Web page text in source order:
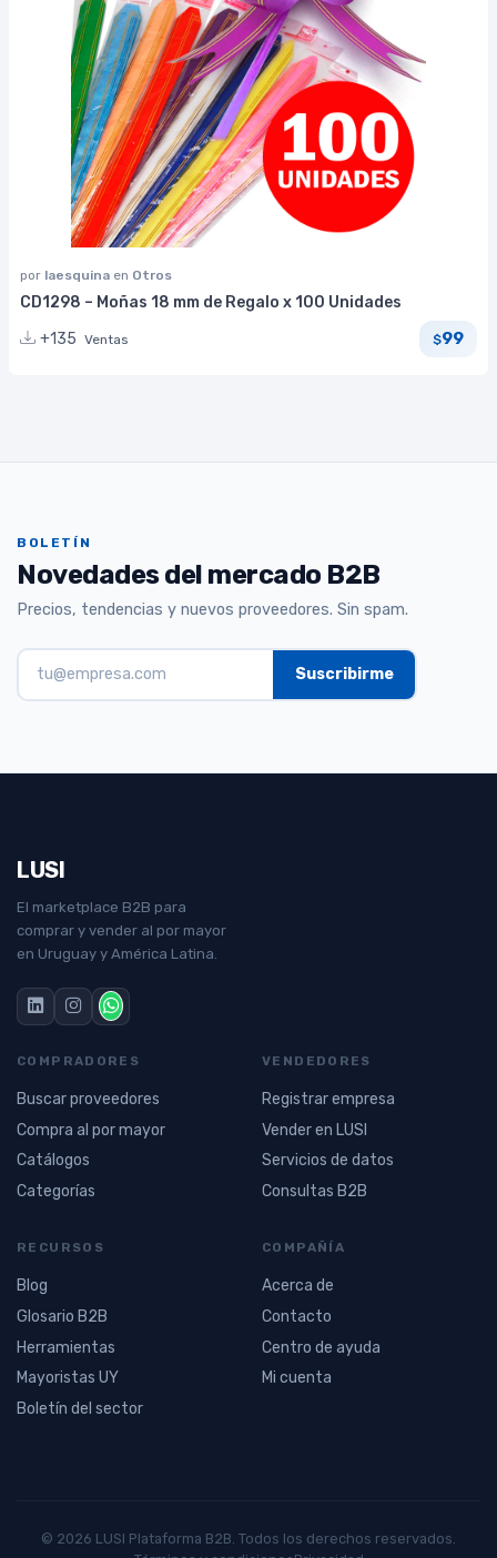
por laesquina en Otros
CD1298 – Moñas 18 mm de Regalo x 100 Unidades
+135 Ventas $99
BOLETÍN
Novedades del mercado B2B
Precios, tendencias y nuevos proveedores. Sin spam.
LUSI
El marketplace B2B para
comprar y vender al por mayor
en Uruguay y América Latina.
COMPRADORES
Buscar proveedores
Compra al por mayor
Catálogos
Categorías
VENDEDORES
Registrar empresa
Vender en LUSI
Servicios de datos
Consultas B2B
RECURSOS
Blog
Glosario B2B
Herramientas
Mayoristas UY
Boletín del sector
COMPAÑÍA
Acerca de
Contacto
Centro de ayuda
Mi cuenta
© 2026 LUSI Plataforma B2B. Todos los derechos reservados.